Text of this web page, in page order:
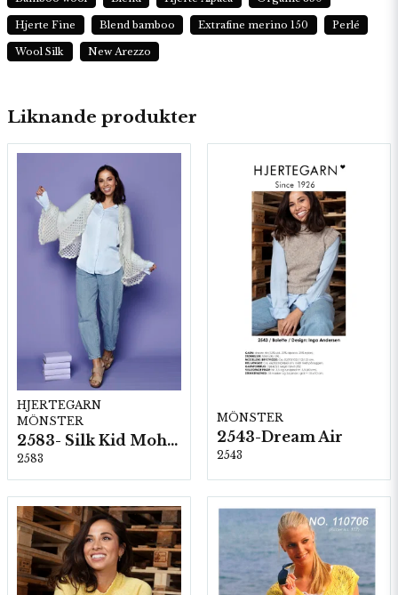
Liknande produkter
HJERTEGARN
MÖNSTER
2583- Silk Kid Mohair
2583
MÖNSTER
2543-Dream Air
2543
Hjerte Fine Blend bamboo Extrafine merino 150 Perlé
Wool Silk New Arezzo